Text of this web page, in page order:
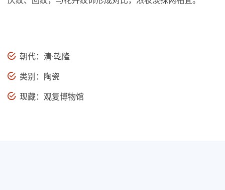
朝代：清·乾隆
类别：陶瓷
现藏：观复博物馆